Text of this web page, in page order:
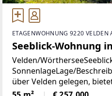
ETAGENWOHNUNG 9220 VELDEN
Seeblick-Wohnung
Velden/
SonnenlageLage/
über Velden gelegen,
ausgerichtete Wohnung